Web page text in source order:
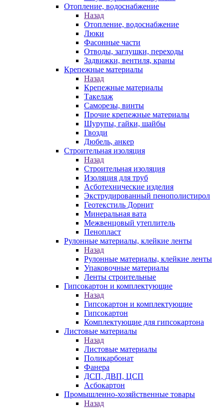
Отопление, водоснабжение
Назад
Отопление, водоснабжение
Люки
Фасонные части
Отводы, заглушки, переходы
Задвижки, вентиля, краны
Крепежные материалы
Назад
Крепежные материалы
Такелаж
Саморезы, винты
Прочие крепежные материалы
Шурупы, гайки, шайбы
Гвозди
Дюбель, анкер
Строительная изоляция
Назад
Строительная изоляция
Изоляция для труб
Асботехнические изделия
Экструдированный пенополистирол
Геотекстиль Дорнит
Минеральная вата
Межвенцовый утеплитель
Пенопласт
Рулонные материалы, клейкие ленты
Назад
Рулонные материалы, клейкие ленты
Упаковочные материалы
Ленты строительные
Гипсокартон и комплектующие
Назад
Гипсокартон и комплектующие
Гипсокартон
Комплектующие для гипсокартона
Листовые материалы
Назад
Листовые материалы
Поликарбонат
Фанера
ДСП, ДВП, ЦСП
Асбокартон
Промышленно-хозяйственные товары
Назад